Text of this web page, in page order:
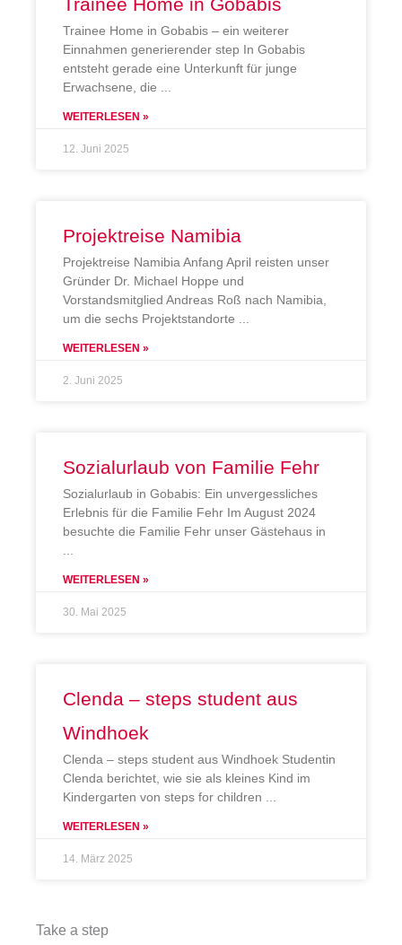
Trainee Home in Gobabis
Trainee Home in Gobabis – ein weiterer
Einnahmen generierender step In Gobabis
entsteht gerade eine Unterkunft für junge
Erwachsene, die
WEITERLESEN »
12. Juni 2025
Projektreise Namibia
Projektreise Namibia Anfang April reisten unser
Gründer Dr. Michael Hoppe und
Vorstandsmitglied Andreas Roß nach Namibia,
um die sechs Projektstandorte
WEITERLESEN »
2. Juni 2025
Sozialurlaub von Familie Fehr
Sozialurlaub in Gobabis: Ein unvergessliches
Erlebnis für die Familie Fehr Im August 2024
besuchte die Familie Fehr unser Gästehaus in
WEITERLESEN »
30. Mai 2025
Clenda – steps student aus
Windhoek
Clenda – steps student aus Windhoek Studentin
Clenda berichtet, wie sie als kleines Kind im
Kindergarten von steps for children
WEITERLESEN »
14. März 2025
Take a step